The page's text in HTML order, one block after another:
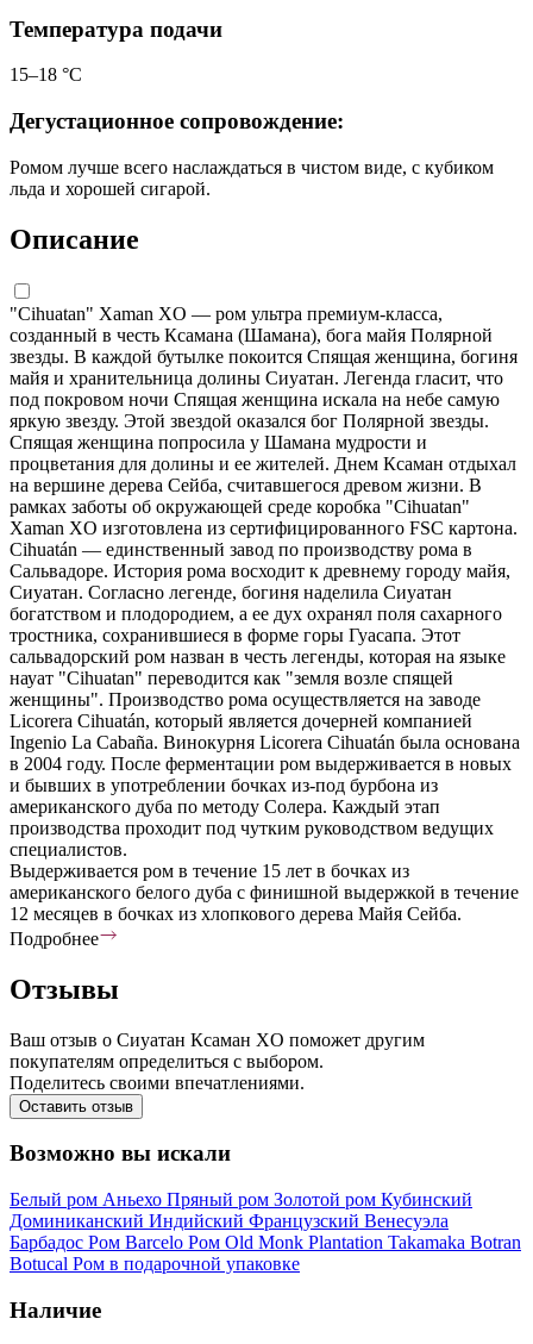
Температура подачи
15–18 °С
Дегустационное сопровождение:
Ромом лучше всего наслаждаться в чистом виде, с кубиком
льда и хорошей сигарой.
Описание
"Cihuatan" Xaman XO — ром ультра премиум-класса,
созданный в честь Ксамана (Шамана), бога майя Полярной
звезды. В каждой бутылке покоится Спящая женщина, богиня
майя и хранительница долины Сиуатан. Легенда гласит, что
под покровом ночи Спящая женщина искала на небе самую
яркую звезду. Этой звездой оказался бог Полярной звезды.
Спящая женщина попросила у Шамана мудрости и
процветания для долины и ее жителей. Днем Ксаман отдыхал
на вершине дерева Сейба, считавшегося древом жизни. В
рамках заботы об окружающей среде коробка "Cihuatan"
Xaman XO изготовлена из сертифицированного FSC картона.
Cihuatán — единственный завод по производству рома в
Сальвадоре. История рома восходит к древнему городу майя,
Сиуатан. Согласно легенде, богиня наделила Сиуатан
богатством и плодородием, а ее дух охранял поля сахарного
тростника, сохранившиеся в форме горы Гуасапа. Этот
сальвадорский ром назван в честь легенды, которая на языке
науат "Cihuatan" переводится как "земля возле спящей
женщины". Производство рома осуществляется на заводе
Licorera Cihuatán, который является дочерней компанией
Ingenio La Cabaña. Винокурня Licorera Cihuatán была основана
в 2004 году. После ферментации ром выдерживается в новых
и бывших в употреблении бочках из-под бурбона из
американского дуба по методу Солера. Каждый этап
производства проходит под чутким руководством ведущих
специалистов.
Выдерживается ром в течение 15 лет в бочках из
американского белого дуба с финишной выдержкой в течение
12 месяцев в бочках из хлопкового дерева Майя Сейба.
Подробнее
Отзывы
Ваш отзыв о Сиуатан Ксаман XO поможет другим
покупателям определиться с выбором.
Поделитесь своими впечатлениями.
Оставить отзыв
Возможно вы искали
Белый ром Аньехо Пряный ром Золотой ром Кубинский
Доминиканский Индийский Французский Венесуэла
Барбадос Ром Barcelo Ром Old Monk Plantation Takamaka Botran
Botucal Ром в подарочной упаковке
Наличие